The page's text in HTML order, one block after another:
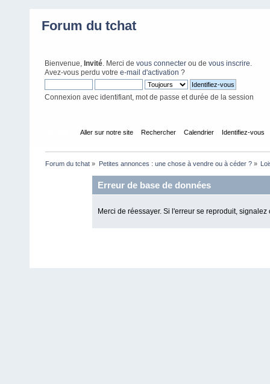
Forum du tchat
Bienvenue, Invité . Merci de vous connecter ou de vous inscrire
Avez-vous perdu votre e-mail d'activation ?
Connexion avec identifiant, mot de passe et durée de la session
Aller sur notre site Rechercher Calendrier Identifiez-vous
Forum du tchat » Petites annonces : une chose à vendre ou à céder ?»
Erreur de base de données
Merci de réessayer. Si l'erreur se reproduit,